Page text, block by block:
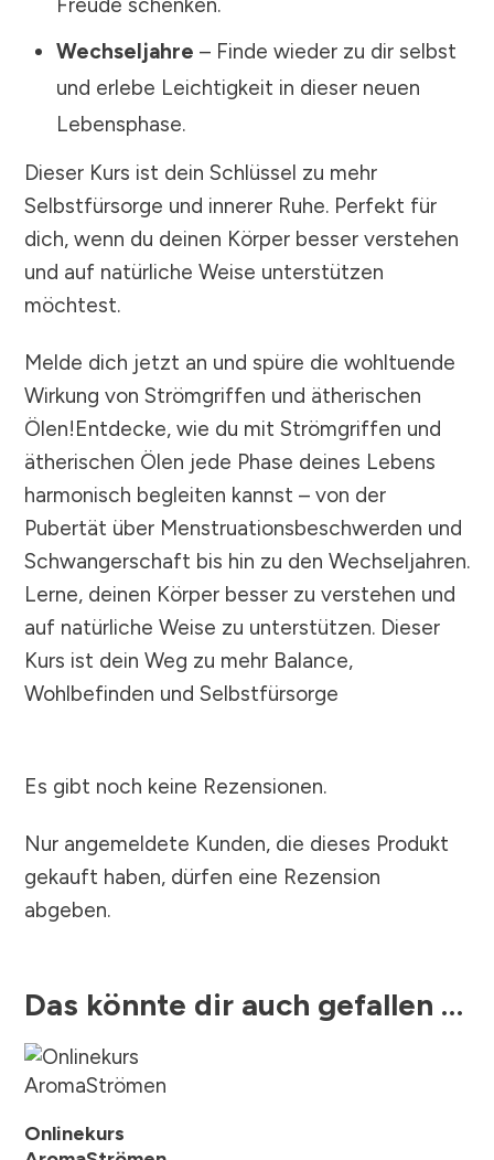
Wechseljahre – Finde wieder zu dir selbst
und erlebe Leichtigkeit in dieser neuen
Lebensphase.
Dieser Kurs ist dein Schlüssel zu mehr
Selbstfürsorge und innerer Ruhe. Perfekt für
dich, wenn du deinen Körper besser verstehen
und auf natürliche Weise unterstützen
möchtest.
Melde dich jetzt an und spüre die wohltuende
Wirkung von Strömgriffen und ätherischen
Ölen!Entdecke, wie du mit Strömgriffen und
ätherischen Ölen jede Phase deines Lebens
harmonisch begleiten kannst – von der
Pubertät über Menstruationsbeschwerden und
Schwangerschaft bis hin zu den Wechseljahren.
Lerne, deinen Körper besser zu verstehen und
auf natürliche Weise zu unterstützen. Dieser
Kurs ist dein Weg zu mehr Balance,
Wohlbefinden und Selbstfürsorge
Es gibt noch keine Rezensionen.
Nur angemeldete Kunden, die dieses Produkt
gekauft haben, dürfen eine Rezension
abgeben.
Das könnte dir auch gefallen …
Onlinekurs